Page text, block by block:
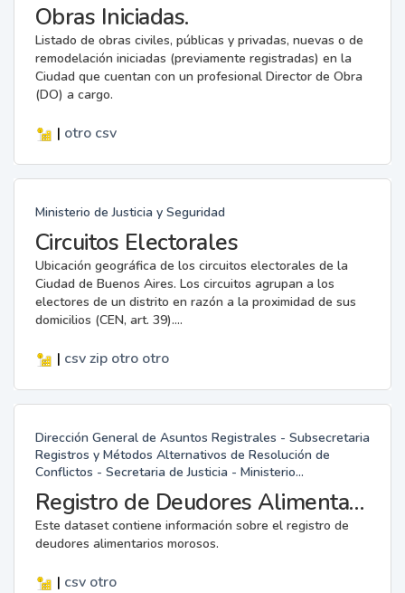
Obras Iniciadas.
Listado de obras civiles, públicas y privadas, nuevas o de
remodelación iniciadas (previamente registradas) en la
Ciudad que cuentan con un profesional Director de Obra
(DO) a cargo.
| otro csv
Ministerio de Justicia y Seguridad
Circuitos Electorales
Ubicación geográfica de los circuitos electorales de la
Ciudad de Buenos Aires. Los circuitos agrupan a los
electores de un distrito en razón a la proximidad de sus
domicilios (CEN, art. 39)....
| csv zip otro otro
Dirección General de Asuntos Registrales - Subsecretaria
Registros y Métodos Alternativos de Resolución de
Conflictos - Secretaria de Justicia - Ministerio...
Registro de Deudores Alimentarios Morosos
Este dataset contiene información sobre el registro de
deudores alimentarios morosos.
| csv otro